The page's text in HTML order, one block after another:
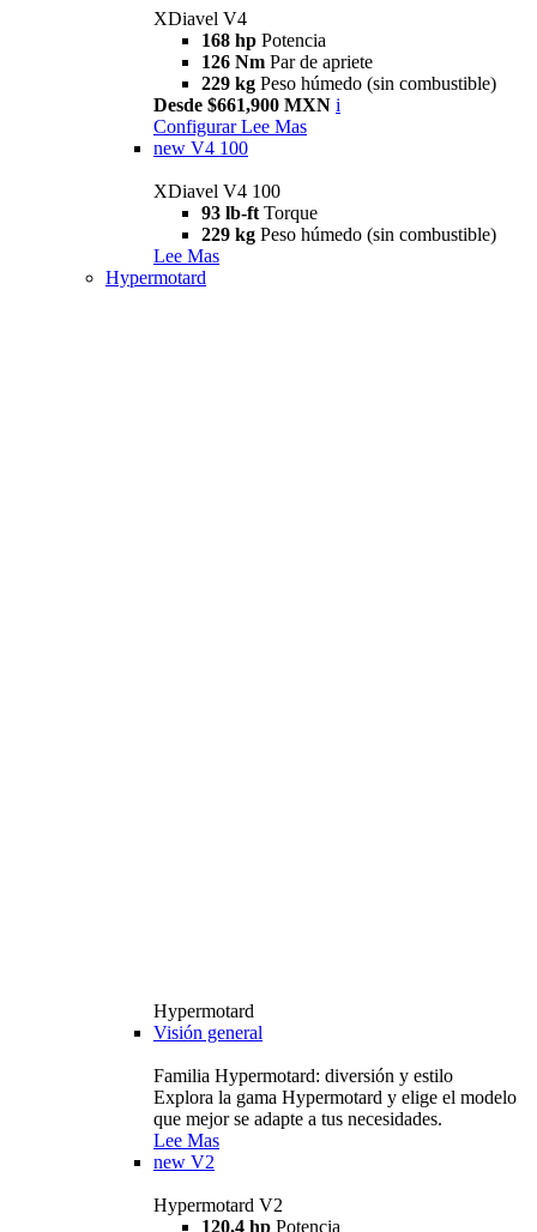
XDiavel V4
168 hp Potencia
126 Nm Par de apriete
229 kg Peso húmedo (sin combustible)
Desde $661,900 MXN i
Configurar Lee Mas
new V4 100
XDiavel V4 100
93 lb-ft Torque
229 kg Peso húmedo (sin combustible)
Lee Mas
Hypermotard
Hypermotard
Visión general
Familia Hypermotard: diversión y estilo
Explora la gama Hypermotard y elige el modelo
que mejor se adapte a tus necesidades.
Lee Mas
new V2
Hypermotard V2
120,4 hp Potencia